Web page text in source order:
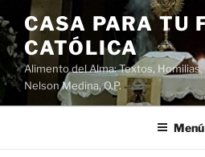
Saltar
al
contenido
CASA PARA TU
CATÓLICA
Alimento del Alma: Textos,
Nelson Medina, O.P.
Menú